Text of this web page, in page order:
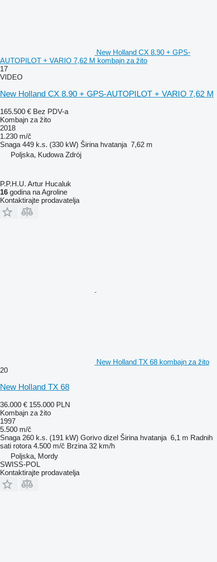
New Holland CX 8.90 + GPS-
AUTOPILOT + VARIO 7,62 M kombajn za žito
17
VIDEO
New Holland CX 8.90 + GPS-AUTOPILOT + VARIO 7,62 M
165.500 € Bez PDV-a
Kombajn za žito
2018
1.230 m/č
Snaga 449 k.s. (330 kW) Širina hvatanja 7,62 m
Poljska, Kudowa Zdrój
P.P.H.U. Artur Hucaluk
16 godina na Agroline
Kontaktirajte prodavatelja
New Holland TX 68 kombajn za žito
20
New Holland TX 68
36.000 € 155.000 PLN
Kombajn za žito
1997
5.500 m/č
Snaga 260 k.s. (191 kW) Gorivo dizel Širina hvatanja 6,1 m Radnih
sati rotora 4.500 m/č Brzina 32 km/h
Poljska, Mordy
SWISS-POL
Kontaktirajte prodavatelja